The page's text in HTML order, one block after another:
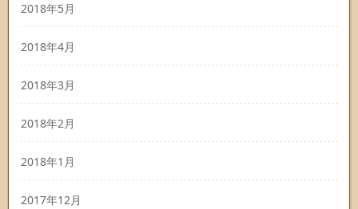
2018年5月
2018年4月
2018年3月
2018年2月
2018年1月
2017年12月